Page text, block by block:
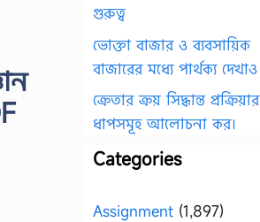
গুরুত্ব
ভোক্তা বাজার ও ব্যবসায়িক
বাজারের মধ্যে পার্থক্য দেখাও
ক্রেতার ক্রয় সিদ্ধান্ত প্রক্রিয়ার
ধাপসমূহ আলোচনা কর।
Categories
Assignment (1,897)